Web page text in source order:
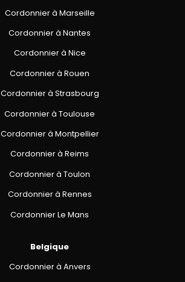
Cordonnier à Marseille
Cordonnier à Nantes
Cordonnier à Nice
Cordonnier à Rouen
Cordonnier à Strasbourg
Cordonnier à Toulouse
Cordonnier à Montpellier
Cordonnier à Reims
Cordonnier à Toulon
Cordonnier à Rennes
Cordonnier Le Mans
Belgique
Cordonnier à Anvers